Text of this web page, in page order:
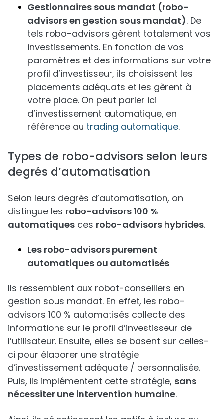
Gestionnaires sous mandat (robo-
advisors en gestion sous mandat). De
tels robo-advisors gèrent totalement vos
investissements. En fonction de vos
paramètres et des informations sur votre
profil d’investisseur, ils choisissent les
placements adéquats et les gèrent à
votre place. On peut parler ici
d’investissement automatique, en
référence au trading automatique.
Types de robo-advisors selon leurs
degrés d’automatisation
Selon leurs degrés d’automatisation, on
distingue les robo-advisors 100 %
automatiques des robo-advisors hybrides.
Les robo-advisors purement
automatiques ou automatisés
Ils ressemblent aux robot-conseillers en
gestion sous mandat. En effet, les robo-
advisors 100 % automatisés collecte des
informations sur le profil d’investisseur de
l’utilisateur. Ensuite, elles se basent sur celles-
ci pour élaborer une stratégie
d’investissement adéquate / personnalisée.
Puis, ils implémentent cette stratégie, sans
nécessiter une intervention humaine.